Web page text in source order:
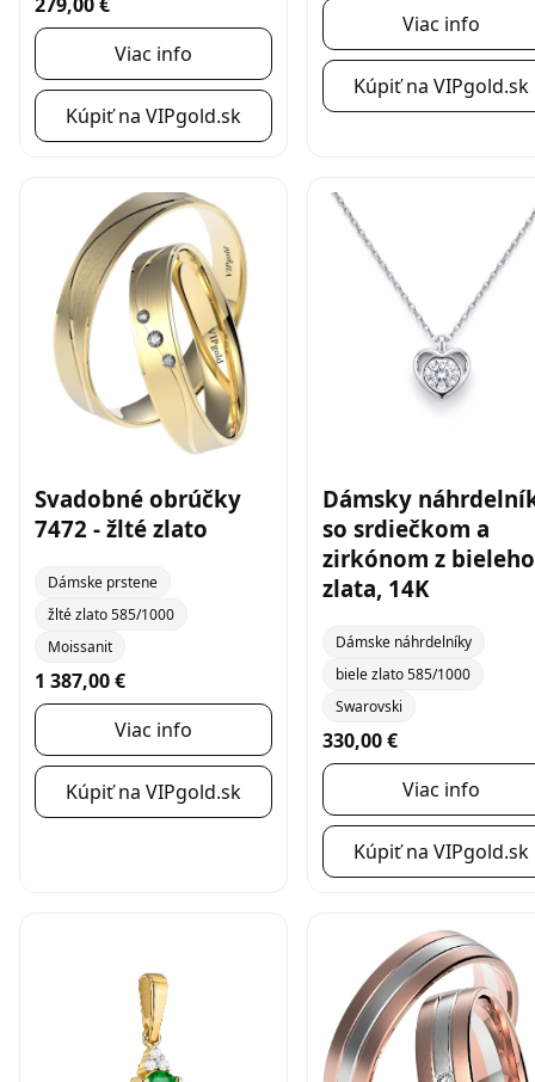
279,00 €
Viac info
Kúpiť na VIPgold.sk
Viac info
Kúpiť na VIPgold.sk
Svadobné obrúčky
7472 - žlté zlato
Dámske prstene
žlté zlato 585/1000
Moissanit
1 387,00 €
Viac info
Kúpiť na VIPgold.sk
Dámsky
so srdiečkom a
zirkónom z bieleho
zlata, 14K
Dámske náhrdelníky
biele zlato 585/1000
Swarovski
330,00 €
Viac info
Kúpiť na VIPgold.sk